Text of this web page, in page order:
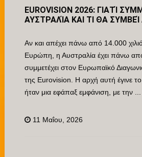
EUROVISION 2026: ΓΙΑΤΊ
ΑΥΣΤΡΑΛΊΑ ΚΑΙ ΤΙ ΘΑ ΣΥΜΒΕΊ
Αν και απέχει πάνω από 14.000
Ευρώπη, η Αυστραλία έχει πάνω
συμμετέχει στον Ευρωπαϊκό
της Eurovision. Η αρχή αυτή έγινε
ήταν μια εφάπαξ εμφάνιση, με την ...
11 Μαΐου, 2026